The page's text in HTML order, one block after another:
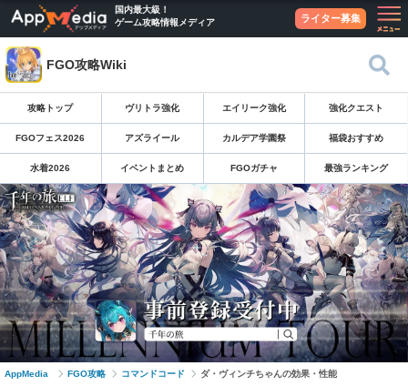
国内最大級！
ゲーム攻略情報メディア
ライター募集
FGO攻略Wiki
攻略トップ ヴリトラ強化 エイリーク強化 強化クエスト
FGOフェス2026 アズライール カルデア学園祭 福袋おすすめ
水着2026 イベントまとめ FGOガチャ 最強ランキング
AppMedia FGO攻略 コマンドコード ダ・ヴィンチちゃんの効果・性能